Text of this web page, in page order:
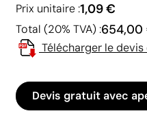
Prix unitaire :1,09 €
Total (20% TVA) :654,00
Télécharger le devis
Devis gratuit avec